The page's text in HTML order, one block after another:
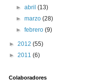
►abril(13)
►marzo(28)
►febrero(9)
► 2012 (55)
► 2011 (6)
Colaboradores